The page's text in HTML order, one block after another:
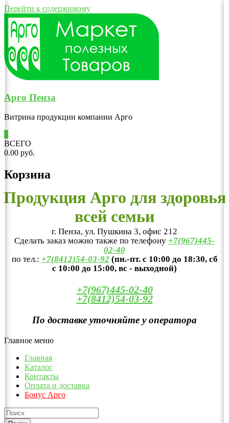
Перейти к содержимому
Арго Пенза
Витрина продукции компании Арго
ВСЕГО
0.00 руб.
Корзина
Продукция Арго для здоровья
всей семьи
г. Пенза, ул. Пушкина 3, офис 212
Сделать заказ можно также по телефону +7(967)445-
02-40
по тел.: +7(8412)54-03-92 (пн.-пт. с 10:00 до 18:30, сб
с 10:00 до 15:00, вс - выходной)
+7(967)445-02-40
+7(8412)54-03-92
По доставке уточняйте у оператора
Главное меню
Главная
Каталог
Контакты
Оплата и доставка
Бонус Арго